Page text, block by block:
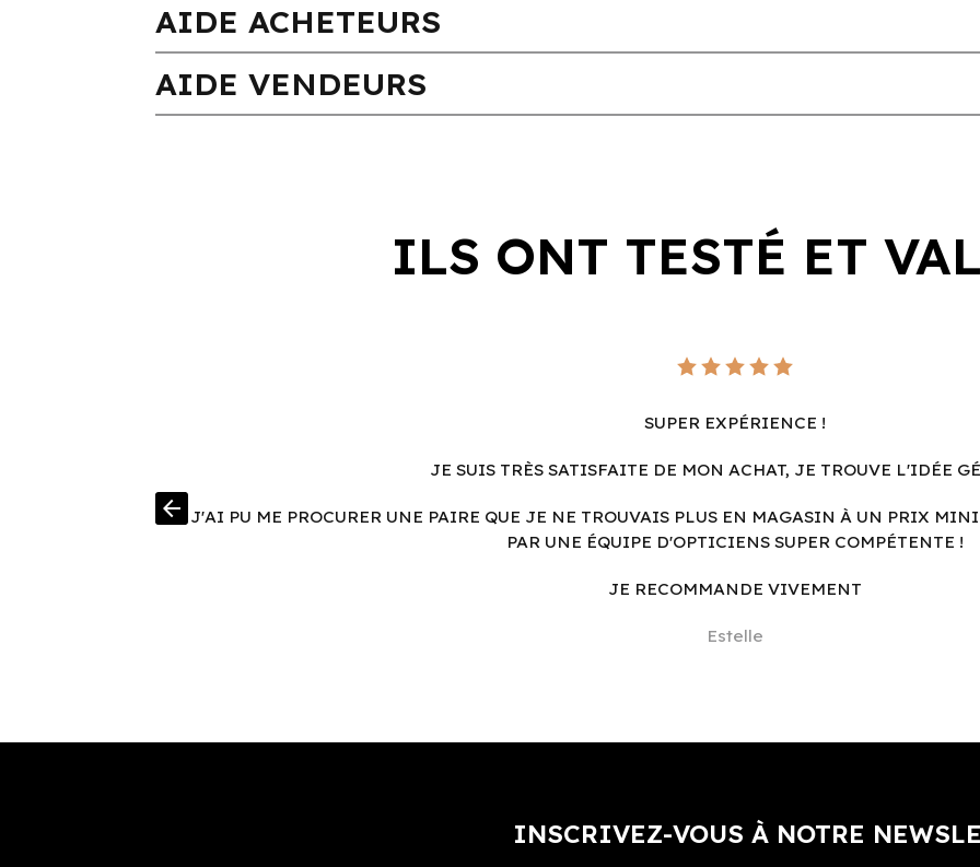
AIDE ACHETEURS
AIDE VENDEURS
ILS ONT TESTÉ ET
SUPER EXPÉRIENCE !
JE SUIS TRÈS SATISFAITE DE MON ACHAT, JE TROUVE L'IDÉE
J'AI PU ME PROCURER UNE PAIRE QUE JE NE TROUVAIS PLUS EN MAGASIN À UN PRIX
PAR UNE ÉQUIPE D'OPTICIENS SUPER COMPÉTENTE !
JE RECOMMANDE VIVEMENT
Estelle
arrow_back
INSCRIVEZ-VOUS À NOTRE